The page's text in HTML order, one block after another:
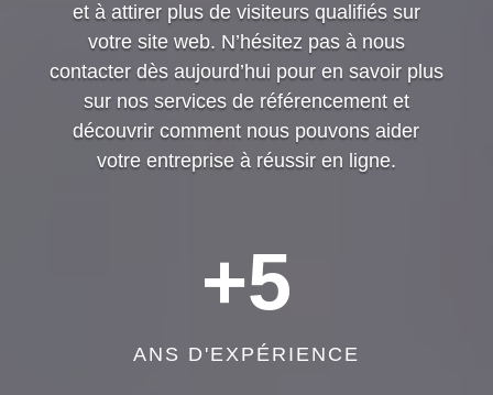
et à attirer plus de visiteurs qualifiés sur
votre site web. N’hésitez pas à nous
contacter dès aujourd’hui pour en savoir plus
sur nos services de référencement et
découvrir comment nous pouvons aider
votre entreprise à réussir en ligne.
+5
ANS D'EXPÉRIENCE